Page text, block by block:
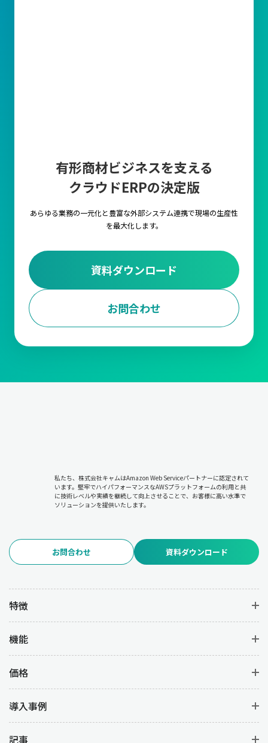
有形商材ビジネスを支える
クラウドERPの決定版
あらゆる業務の一元化と豊富な外部システム連携で現場の生産性
を最大化します。
資料ダウンロード
お問合わせ
私たち、株式会社キャムはAmazon Web Serviceパートナーに認定されて
います。堅牢でハイパフォーマンスなAWSプラットフォームの利用と共
に技術レベルや実績を継続して向上させることで、お客様に高い水準で
ソリューションを提供いたします。
お問合わせ 資料ダウンロード
特徴
機能
価格
導入事例
記事